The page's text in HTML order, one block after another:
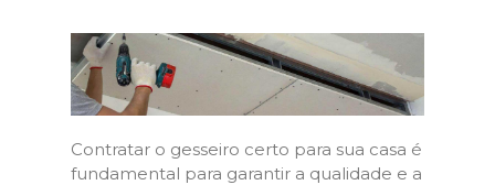
Contratar o gesseiro certo para sua casa é
fundamental para garantir a qualidade e a